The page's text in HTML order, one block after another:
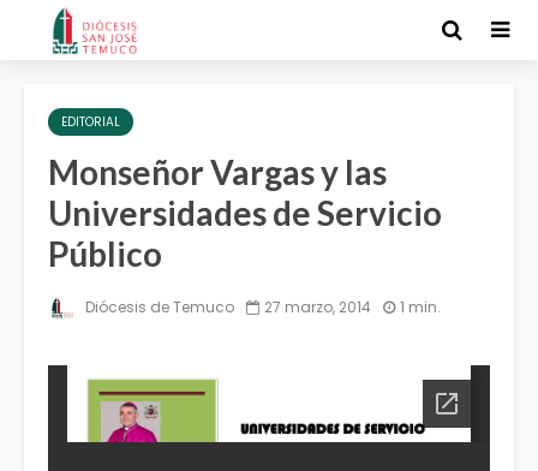
EDITORIAL
Monseñor Vargas y las
Universidades de Servicio
Público
Diócesis de Temuco 27 marzo, 2014 1 min.